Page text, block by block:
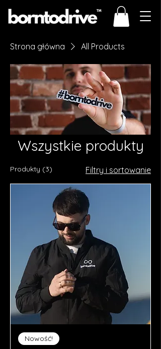
Strona główna All Products
Wszystkie produkty
Produkty (3) Filtry i sortowanie
Nowość!